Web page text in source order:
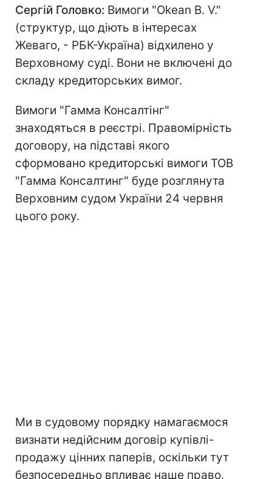
Сергій Головко: Вимоги "Okean B. V."
(структур, що діють в інтересах
Жеваго, - РБК-Україна) відхилено у
Верховному суді. Вони не включені до
складу кредиторських вимог.
Вимоги "Гамма Консалтінг"
знаходяться в реєстрі. Правомірність
договору, на підставі якого
сформовано кредиторські вимоги ТОВ
"Гамма Консалтинг" буде розглянута
Верховним судом України 24 червня
цього року.
Ми в судовому порядку намагаємося
визнати недійсним договір купівлі-
продажу цінних паперів, оскільки тут
безпосередньо впливає наше право.